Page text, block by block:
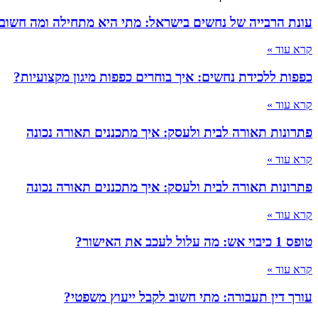
עונת הרבייה של נחשים בישראל: מתי היא מתחילה ומה
קרא עוד »
כפפות ללכידת נחשים: איך בוחרים כפפות מיגון מקצועיות?
קרא עוד »
פתרונות תאורה לבית ולעסק: איך מתכננים תאורה נכונה
קרא עוד »
פתרונות תאורה לבית ולעסק: איך מתכננים תאורה נכונה
קרא עוד »
טופס 1 כיבוי אש: מה עלול לעכב את האישור?
קרא עוד »
עורך דין תעבורה: מתי חשוב לקבל ייעוץ משפטי?